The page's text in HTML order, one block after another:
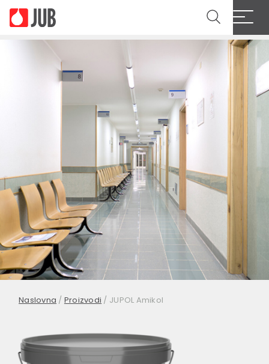
Naslovna / Proizvodi / JUPOL Amikol